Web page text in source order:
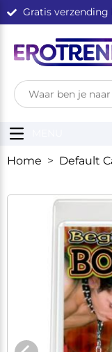
Gratis verzending
Home > Default